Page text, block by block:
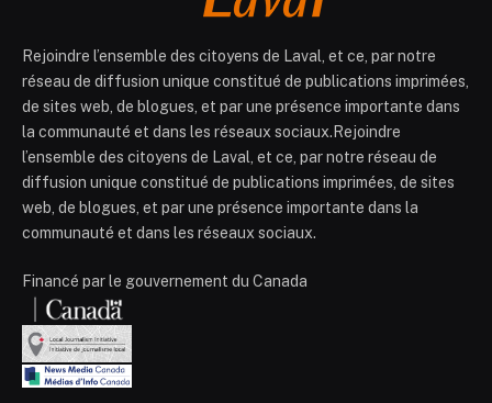
Rejoindre l’ensemble des citoyens de Laval, et ce, par notre
réseau de diffusion unique constitué de publications imprimées,
de sites web, de blogues, et par une présence importante dans
la communauté et dans les réseaux sociaux.Rejoindre
l’ensemble des citoyens de Laval, et ce, par notre réseau de
diffusion unique constitué de publications imprimées, de sites
web, de blogues, et par une présence importante dans la
communauté et dans les réseaux sociaux.
Financé par le gouvernement du Canada